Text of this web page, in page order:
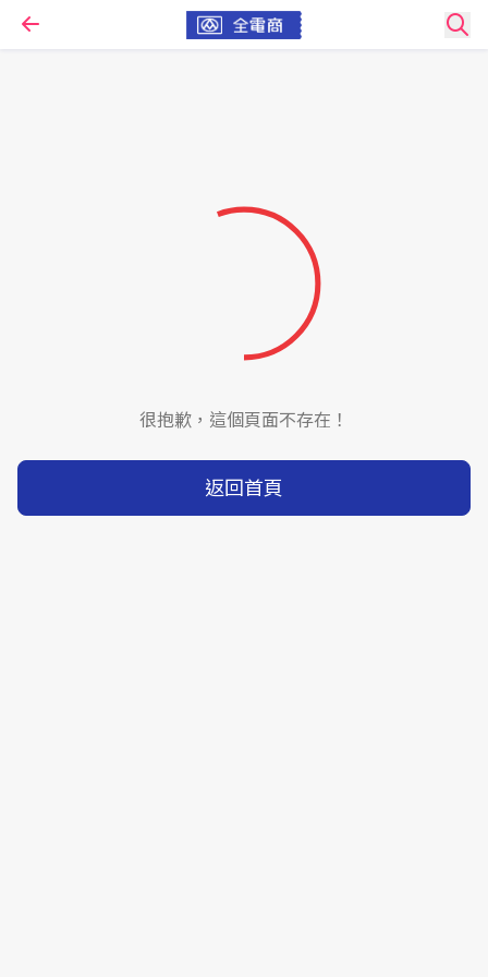
很抱歉，這個頁面不存在！
返回首頁